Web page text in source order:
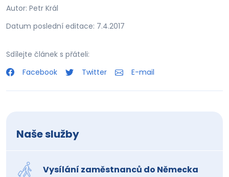
Autor: Petr Král
Datum poslední editace: 7.4.2017
Sdílejte článek s přáteli:
Facebook
Twitter E-mail
Naše služby
Vysílání zaměstnanců do Německa